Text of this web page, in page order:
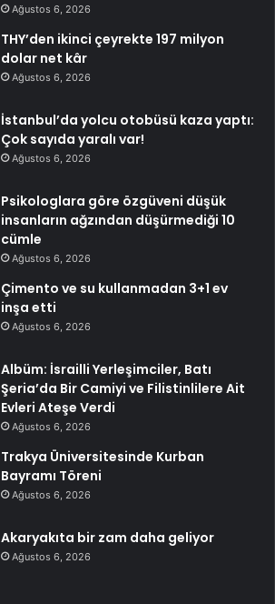
Ağustos 6, 2026
THY’den ikinci çeyrekte 197 milyon
dolar net kâr
Ağustos 6, 2026
İstanbul’da yolcu otobüsü kaza yaptı:
Çok sayıda yaralı var!
Ağustos 6, 2026
Psikologlara göre özgüveni düşük
insanların ağzından düşürmediği 10
cümle
Ağustos 6, 2026
Çimento ve su kullanmadan 3+1 ev
inşa etti
Ağustos 6, 2026
Albüm: İsrailli Yerleşimciler, Batı
Şeria’da Bir Camiyi ve Filistinlilere Ait
Evleri Ateşe Verdi
Ağustos 6, 2026
Trakya Üniversitesinde Kurban
Bayramı Töreni
Ağustos 6, 2026
Akaryakıta bir zam daha geliyor
Ağustos 6, 2026